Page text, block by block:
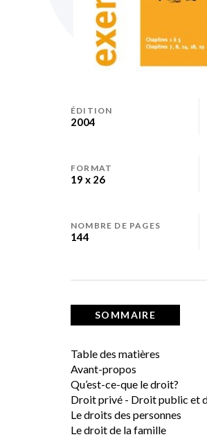
to
the
the
images
ÉDITION
2004
FORMAT
19 x 26
NOMBRE DE PAGES
144
SOMMAIRE
Table des matières
Avant-propos
Qu’est-ce-que le droit?
Droit privé - Droit public et
Le droits des personnes
Le droit de la famille